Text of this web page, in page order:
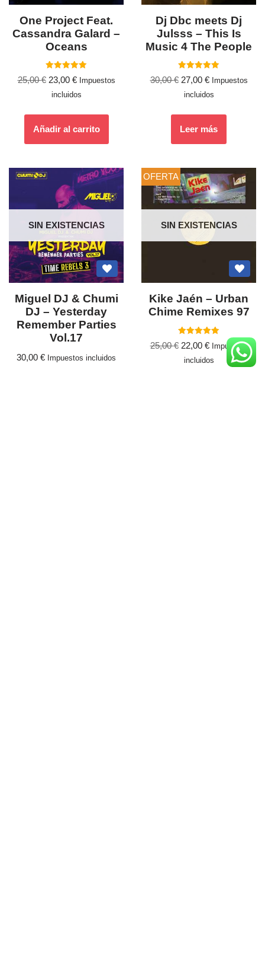
One Project Feat.
Cassandra Galard –
Oceans
Valorado
con
5.00
de 5
25,00€ 23,00 €
Impuestos
incluidos
Añadir al carrito
Dj Dbc meets Dj
Julsss – This Is
Music 4 The People
Valorado
con
5.00
de 5
30,00€ 27,00 €
Impuestos
incluidos
Leer más
SIN EXISTENCIAS
Miguel DJ & Chumi
DJ – Yesterday
Remember Parties
Vol.17
30,00 € Impuestos incluidos
OFERTA
SIN EXISTENCIAS
Kike Jaén ‎– Urban
Chime Remixes 97
Valorado
con
5.00
de 5
25,00€ 22,00 €
Impuestos
incluidos